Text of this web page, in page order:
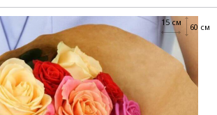
60 см
15 см